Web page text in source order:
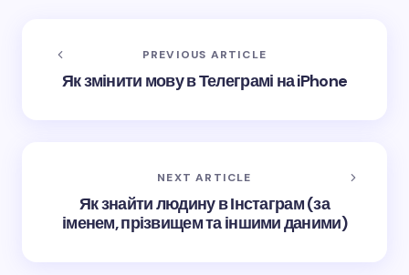
PREVIOUS ARTICLE
Як змінити мову в Телеграмі на iPhone
NEXT ARTICLE
Як знайти людину в Інстаграм (за
іменем, прізвищем та іншими даними)